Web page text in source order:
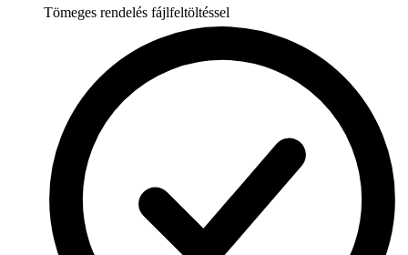
Tömeges rendelés fájlfeltöltéssel